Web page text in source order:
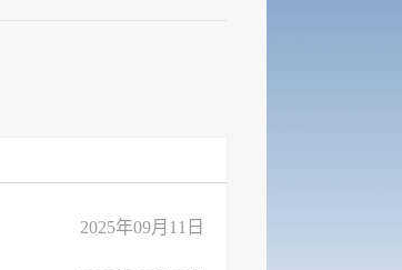
2025年09月11日